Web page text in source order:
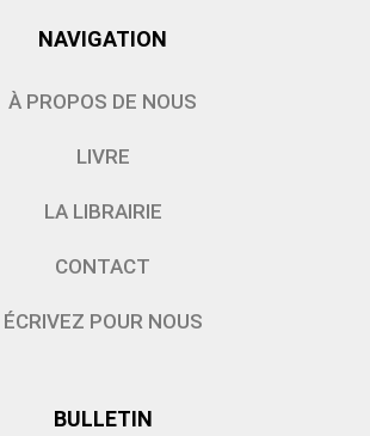
NAVIGATION
À PROPOS DE NOUS
LIVRE
LA LIBRAIRIE
CONTACT
ÉCRIVEZ POUR NOUS
BULLETIN